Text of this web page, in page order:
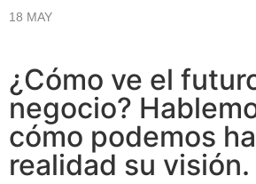
18 MAY
¿Cómo ve el
negocio?
cómo podemos
realidad su visión.